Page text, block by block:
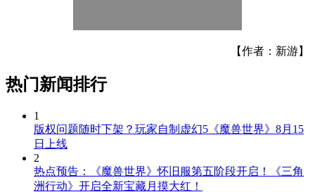
【作者：新游】
热门新闻排行
1
版权问题随时下架？玩家自制虚幻5《魔兽世界》8月15
日上线
2
热点预告：《魔兽世界》怀旧服第五阶段开启！《三角
洲行动》开启全新宝藏月摸大红！